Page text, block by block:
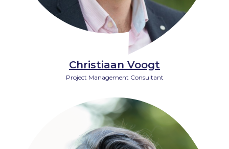
Christiaan Voogt
Project Management Consultant